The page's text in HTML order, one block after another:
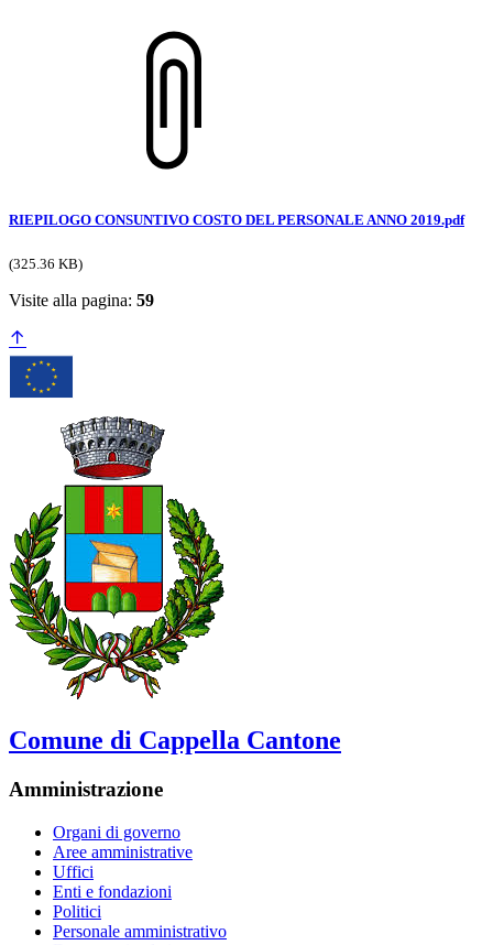
RIEPILOGO CONSUNTIVO COSTO DEL PERSONALE ANNO 2019.pdf
(325.36 KB)
Visite alla pagina: 59
Comune di Cappella Cantone
Amministrazione
Organi di governo
Aree amministrative
Uffici
Enti e fondazioni
Politici
Personale amministrativo